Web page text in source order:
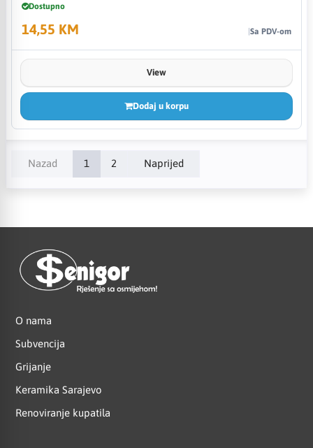
Dostupno
14,55 KM Sa PDV-om
View
Dodaj u korpu
Nazad 1 2 Naprijed
O nama
Subvencija
Grijanje
Keramika Sarajevo
Renoviranje kupatila